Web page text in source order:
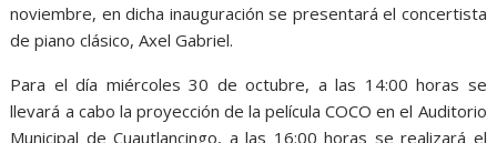
noviembre, en dicha inauguración se presentará el concertista
de piano clásico, Axel Gabriel.
Para el día miércoles 30 de octubre, a las 14:00 horas se
llevará a cabo la proyección de la película COCO en el Auditorio
Municipal de Cuautlancingo, a las 16:00 horas se realizará el